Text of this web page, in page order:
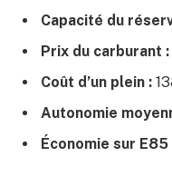
Capacité du
Prix du carburant :
Coût d’un plein :
Autonomie
Économie sur E85